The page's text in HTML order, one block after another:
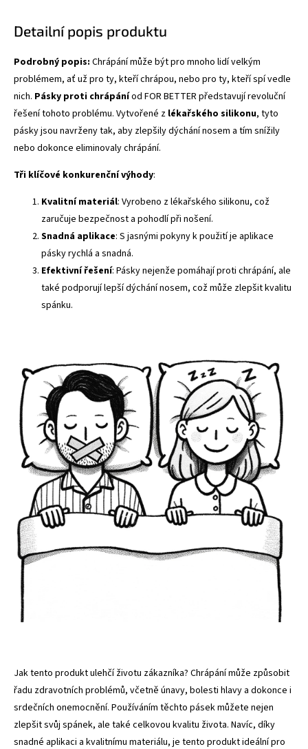
Detailní popis produktu
Podrobný popis: Chrápání může být pro mnoho lidí velkým
problémem, ať už pro ty, kteří chrápou, nebo pro ty, kteří spí vedle
nich. Pásky proti chrápáníod FOR BETTER představují revoluční
řešení tohoto problému. Vytvořené z lékařského silikonu, tyto
pásky jsou navrženy tak, aby zlepšily dýchání nosem a tím snížily
nebo dokonce eliminovaly chrápání.
Tři klíčové konkurenční výhody:
Kvalitní materiál: Vyrobeno z lékařského silikonu, což
zaručuje bezpečnost a pohodlí při nošení.
Snadná aplikace: S jasnými pokyny k použití je aplikace
pásky rychlá a snadná.
Efektivní řešení: Pásky nejenže pomáhají proti chrápání, ale
také podporují lepší dýchání nosem, což může zlepšit kvalitu
spánku.
Jak tento produkt ulehčí životu zákazníka? Chrápání může způsobit
řadu zdravotních problémů, včetně únavy, bolesti hlavy a dokonce i
srdečních onemocnění. Používáním těchto pásek můžete nejen
zlepšit svůj spánek, ale také celkovou kvalitu života. Navíc, díky
snadné aplikaci a kvalitnímu materiálu, je tento produkt ideální pro